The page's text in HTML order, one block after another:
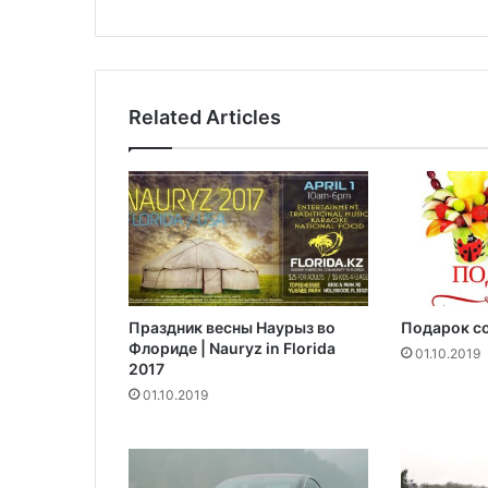
т
н
д
е
м
и
я
в
ы
я
в
и
л
а
Related Articles
Праздник весны Наурыз во
Флориде | Nauryz in Florida
2017
01.10.2019
Подарок
01.10.2019